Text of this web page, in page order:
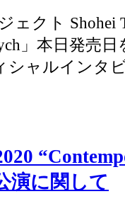
クト Shohei
」本日発売
シャルインタ
演に関して